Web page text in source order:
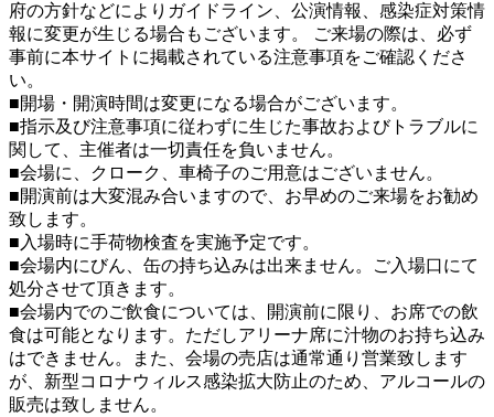
府の方針などによりガイドライン、公演情報、感染症対策情
報に変更が生じる場合もございます。 ご来場の際は、必ず
事前に本サイトに掲載されている注意事項をご確認くださ
い。
■開場・開演時間は変更になる場合がございます。
■指示及び注意事項に従わずに生じた事故およびトラブルに
関して、主催者は一切責任を負いません。
■会場に、クローク、車椅子のご用意はございません。
■開演前は大変混み合いますので、お早めのご来場をお勧め
致します。
■入場時に手荷物検査を実施予定です。
■会場内にびん、缶の持ち込みは出来ません。ご入場口にて
処分させて頂きます。
■会場内でのご飲食については、開演前に限り、お席での飲
食は可能となります。ただしアリーナ席に汁物のお持ち込み
はできません。また、会場の売店は通常通り営業致します
が、新型コロナウィルス感染拡大防止のため、アルコールの
販売は致しません。